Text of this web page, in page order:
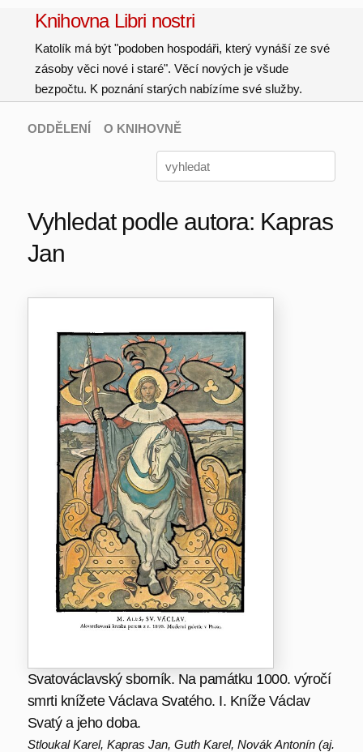
Knihovna Libri nostri
Katolík má být "podoben hospodáři, který vynáší ze své
zásoby věci nové i staré". Věcí nových je všude
bezpočtu. K poznání starých nabízíme své služby.
ODDĚLENÍ O KNIHOVNĚ
Vyhledat podle autora: Kapras
Jan
Svatováclavský sborník. Na památku 1000. výročí
smrti knížete Václava Svatého. I. Kníže Václav
Svatý a jeho doba.
Stloukal Karel, Kapras Jan, Guth Karel, Novák Antonín (aj.